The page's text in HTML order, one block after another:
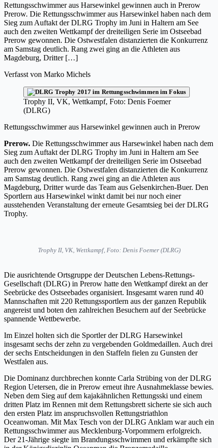
Rettungsschwimmer aus Harsewinkel gewinnen auch in Prerow
Prerow. Die Rettungsschwimmer aus Harsewinkel haben nach dem
Sieg zum Auftakt der DLRG Trophy im Juni in Haltern am See
auch den zweiten Wettkampf der dreiteiligen Serie im Ostseebad
Prerow gewonnen. Die Ostwestfalen distanzierten die Konkurrenz
am Samstag deutlich. Rang zwei ging an die Athleten aus
Magdeburg, Dritter […]
Verfasst von Marko Michels
Trophy II, VK, Wettkampf, Foto: Denis Foemer
(DLRG)
Rettungsschwimmer aus Harsewinkel gewinnen auch in Prerow
Prerow. Die Rettungsschwimmer aus Harsewinkel haben nach dem
Sieg zum Auftakt der DLRG Trophy im Juni in Haltern am See
auch den zweiten Wettkampf der dreiteiligen Serie im Ostseebad
Prerow gewonnen. Die Ostwestfalen distanzierten die Konkurrenz
am Samstag deutlich. Rang zwei ging an die Athleten aus
Magdeburg, Dritter wurde das Team aus Gelsenkirchen-Buer. Den
Sportlern aus Harsewinkel winkt damit bei nur noch einer
ausstehenden Veranstaltung der erneute Gesamtsieg bei der DLRG
Trophy.
Trophy II, VK, Wettkampf, Foto: Denis Foemer (DLRG)
Die ausrichtende Ortsgruppe der Deutschen Lebens-Rettungs-
Gesellschaft (DLRG) in Prerow hatte den Wettkampf direkt an der
Seebrücke des Ostseebades organisiert. Insgesamt waren rund 40
Mannschaften mit 220 Rettungssportlern aus der ganzen Republik
angereist und boten den zahlreichen Besuchern auf der Seebrücke
spannende Wettbewerbe.
Im Einzel holten sich die Sportler der DLRG Harsewinkel
insgesamt sechs der zehn zu vergebenden Goldmedaillen. Auch drei
der sechs Entscheidungen in den Staffeln fielen zu Gunsten der
Westfalen aus.
Die Dominanz durchbrechen konnte Carla Strübing von der DLRG
Region Uetersen, die in Prerow erneut ihre Ausnahmeklasse bewies.
Neben dem Sieg auf dem kajakähnlichen Rettungsski und einem
dritten Platz im Rennen mit dem Rettungsbrett sicherte sie sich auch
den ersten Platz im anspruchsvollen Rettungstriathlon
Oceanwoman. Mit Max Tesch von der DLRG Anklam war auch ein
Rettungsschwimmer aus Mecklenburg-Vorpommern erfolgreich.
Der 21-Jährige siegte im Brandungsschwimmen und erkämpfte sich